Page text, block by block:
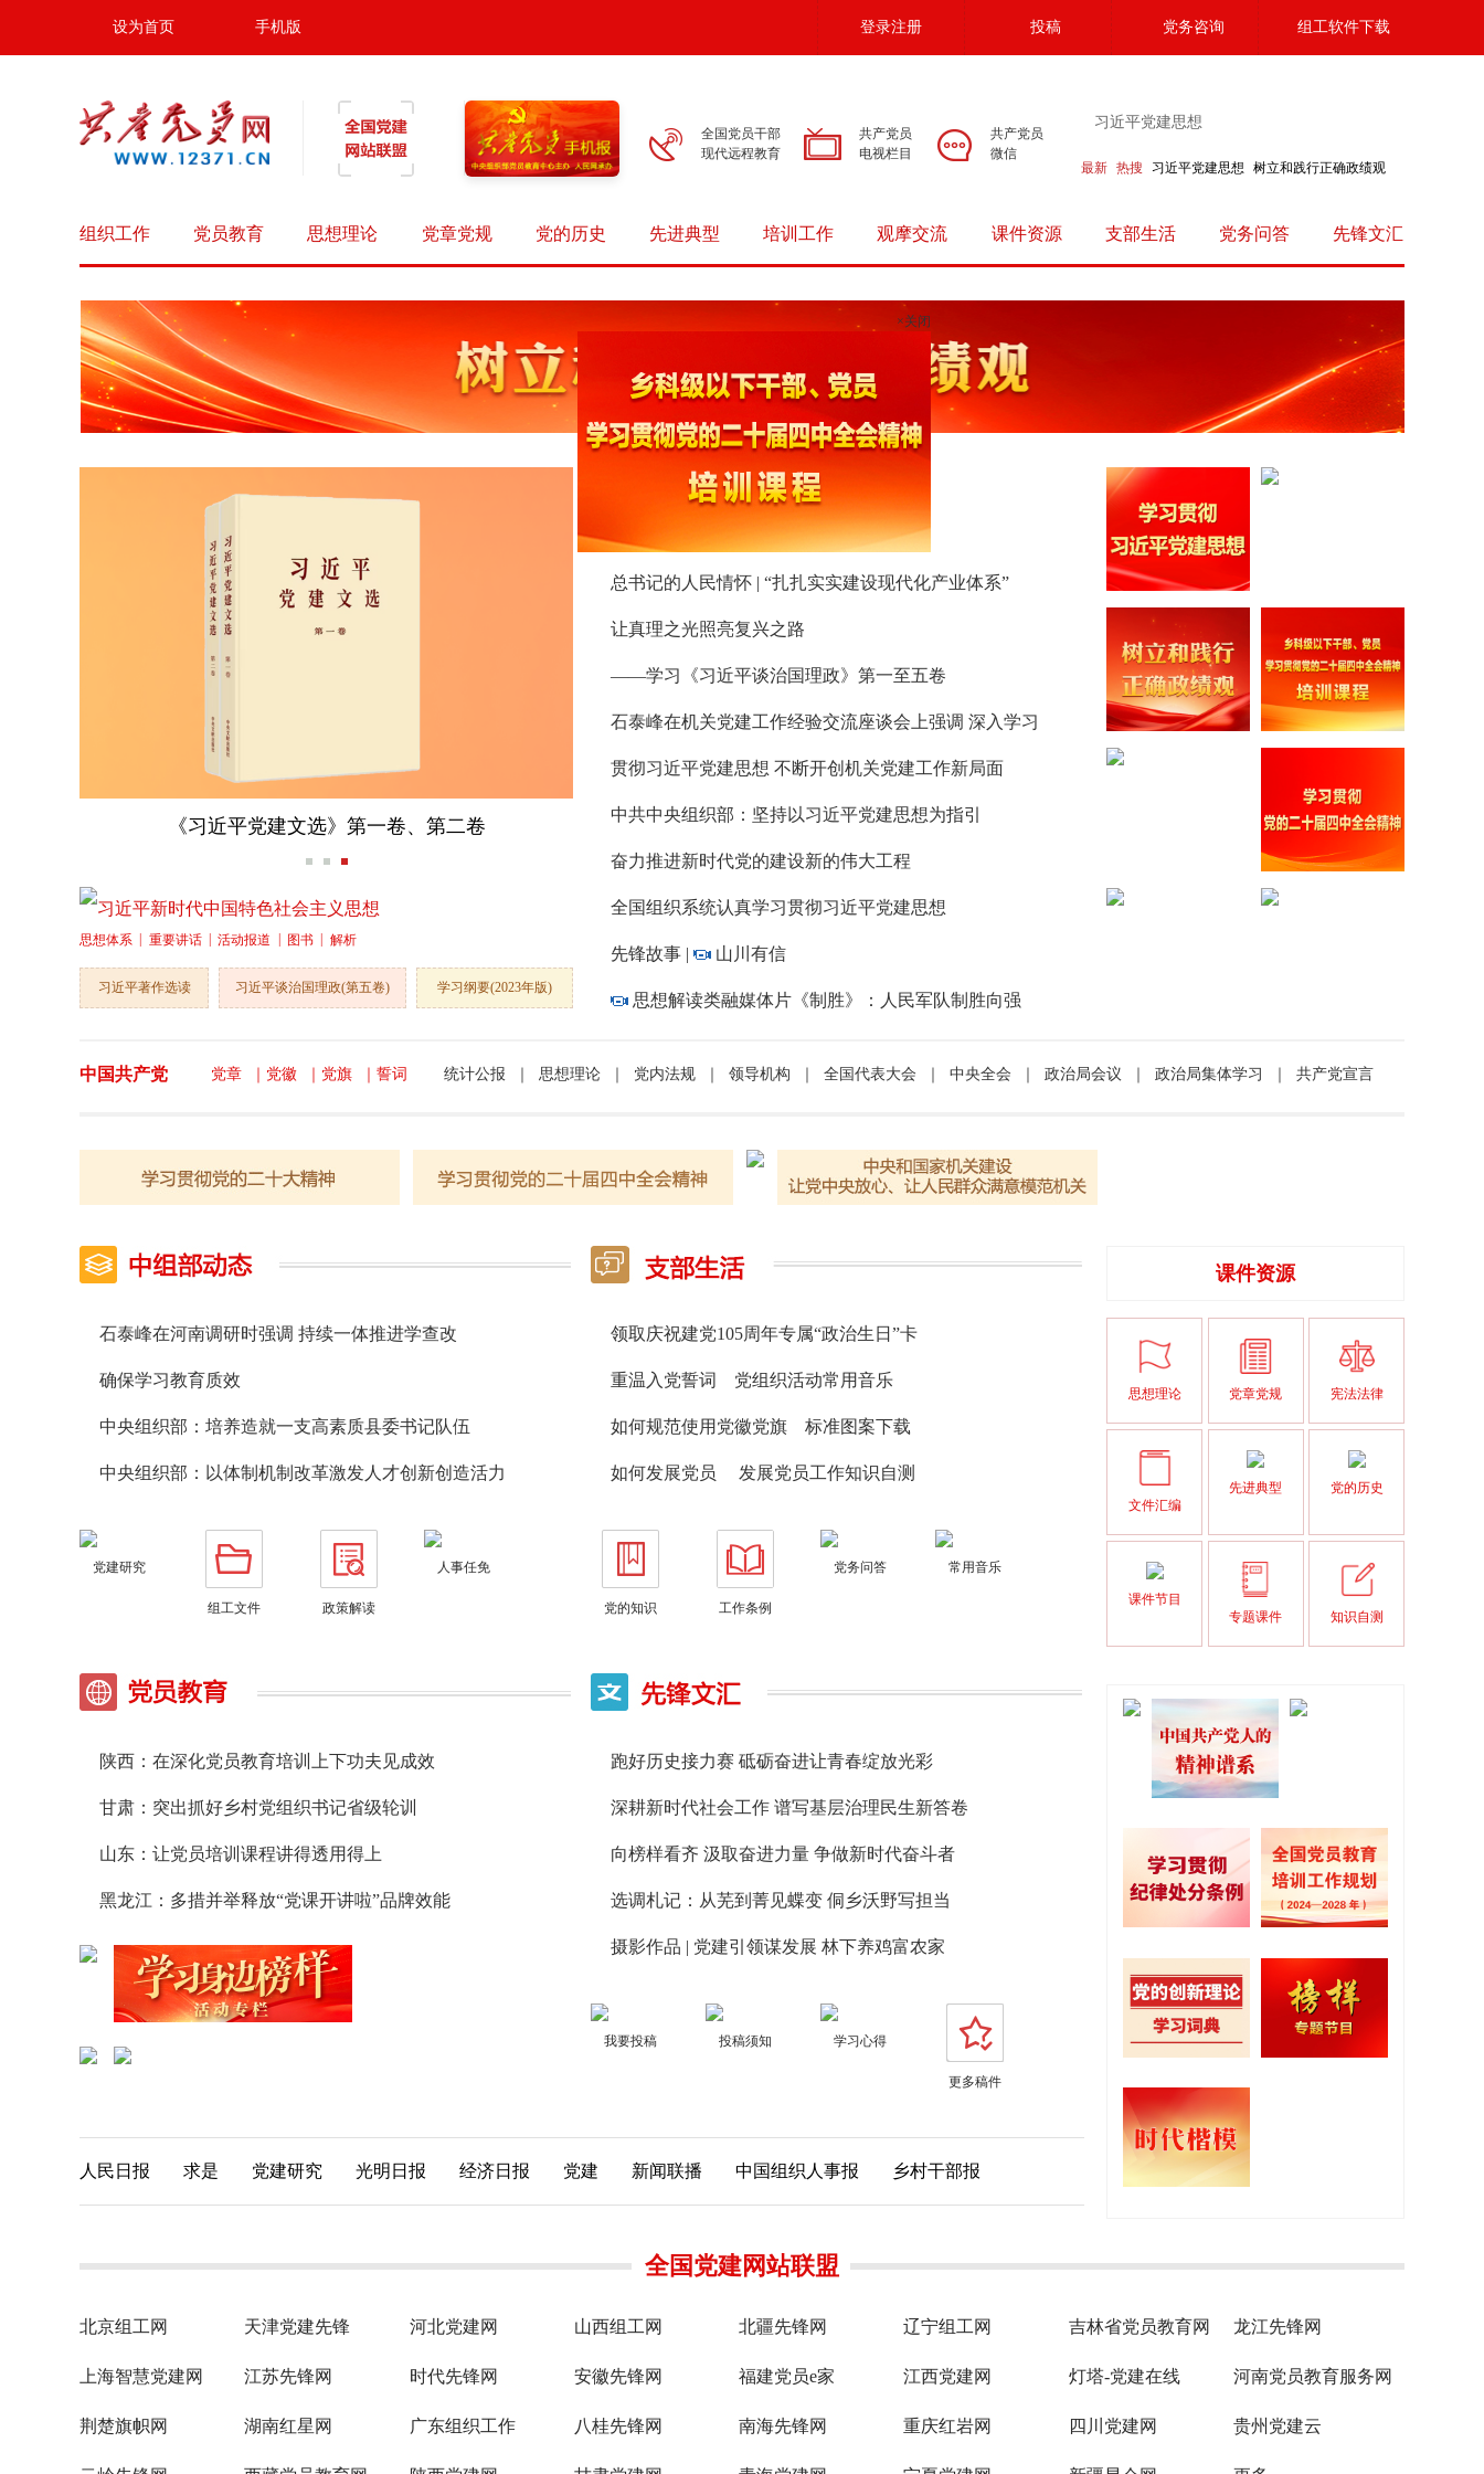
设为首页 手机版 登录注册 投稿 党务咨询 组工软件下载
全国党员干部
现代远程教育
共产党员
电视栏目
共产党员
微信
最新 热搜 习近平党建思想 树立和践行正确政绩观
组织工作 党员教育 思想理论 党章党规 党的历史 先进典型 培训工作 观摩交流 课件资源 支部生活 党务问答 先锋文汇
习近平：在庆祝中国共产党成立105周年大会上的讲话
学习贯彻习近平党建思想
《习近平党建文选》第一卷、第二卷
习近平新时代中国特色社会主义思想
思想体系 | 重要讲话 | 活动报道 | 图书 | 解析
习近平著作选读 习近平谈治国理政(第五卷) 学习纲要(2023年版)
奋力开创中国式现代化建设新局面
——习近平总书记今年以来治国理政纪实
总书记的人民情怀 | “扎扎实实建设现代化产业体系”
让真理之光照亮复兴之路
——学习《习近平谈治国理政》第一至五卷
石泰峰在机关党建工作经验交流座谈会上强调 深入学习
贯彻习近平党建思想 不断开创机关党建工作新局面
中共中央组织部：坚持以习近平党建思想为指引
奋力推进新时代党的建设新的伟大工程
全国组织系统认真学习贯彻习近平党建思想
先锋故事 | 山川有信
思想解读类融媒体片《制胜》：人民军队制胜向强
中国共产党 党章 党徽 党旗 誓词 统计公报 思想理论 党内法规 领导机构 全国代表大会 中央全会 政治局会议 政治局集体学习 共产党宣言
石泰峰在河南调研时强调 持续一体推进学查改
确保学习教育质效
中央组织部：培养造就一支高素质县委书记队伍
中央组织部：以体制机制改革激发人才创新创造活力
党建研究
组工文件 政策解读
人事任免
陕西：在深化党员教育培训上下功夫见成效
甘肃：突出抓好乡村党组织书记省级轮训
山东：让党员培训课程讲得透用得上
黑龙江：多措并举释放“党课开讲啦”品牌效能
领取庆祝建党105周年专属“政治生日”卡
重温入党誓词 党组织活动常用音乐
如何规范使用党徽党旗 标准图案下载
如何发展党员 发展党员工作知识自测
党的知识 工作条例
党务问答 常用音乐
跑好历史接力赛 砥砺奋进让青春绽放光彩
深耕新时代社会工作 谱写基层治理民生新答卷
向榜样看齐 汲取奋进力量 争做新时代奋斗者
选调札记：从芜到菁见蝶变 侗乡沃野写担当
摄影作品 | 党建引领谋发展 林下养鸡富农家
我要投稿 投稿须知 学习心得
更多稿件
人民日报 求是 党建研究 光明日报 经济日报 党建 新闻联播 中国组织人事报 乡村干部报
课件资源
思想理论 党章党规 宪法法律
文件汇编
先进典型 党的历史
课件节目
专题课件
知识自测
全国党建网站联盟
北京组工网 天津党建先锋 河北党建网 山西组工网 北疆先锋网 辽宁组工网 吉林省党员教育网 龙江先锋网
上海智慧党建网 江苏先锋网 时代先锋网 安徽先锋网 福建党员e家 江西党建网 灯塔-党建在线 河南党员教育服务网
荆楚旗帜网 湖南红星网 广东组织工作 八桂先锋网 南海先锋网 重庆红岩网 四川党建网 贵州党建云
×关闭